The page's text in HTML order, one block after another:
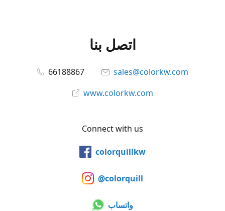
اتصل بنا
66188867
sales@colorkw.com
www.colorkw.com
Connect with us
colorquillkw
@colorquill
واتساب